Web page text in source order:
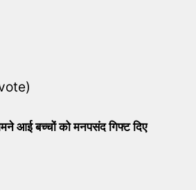
आई बच्चों को मनपसंद गिफ्ट दिए